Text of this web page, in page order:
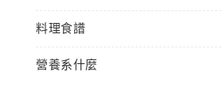
料理食譜
營養系什麼